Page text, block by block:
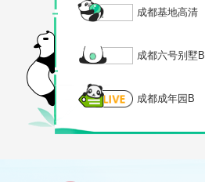
成都基地高清
成都六号别墅B
成都成年园B